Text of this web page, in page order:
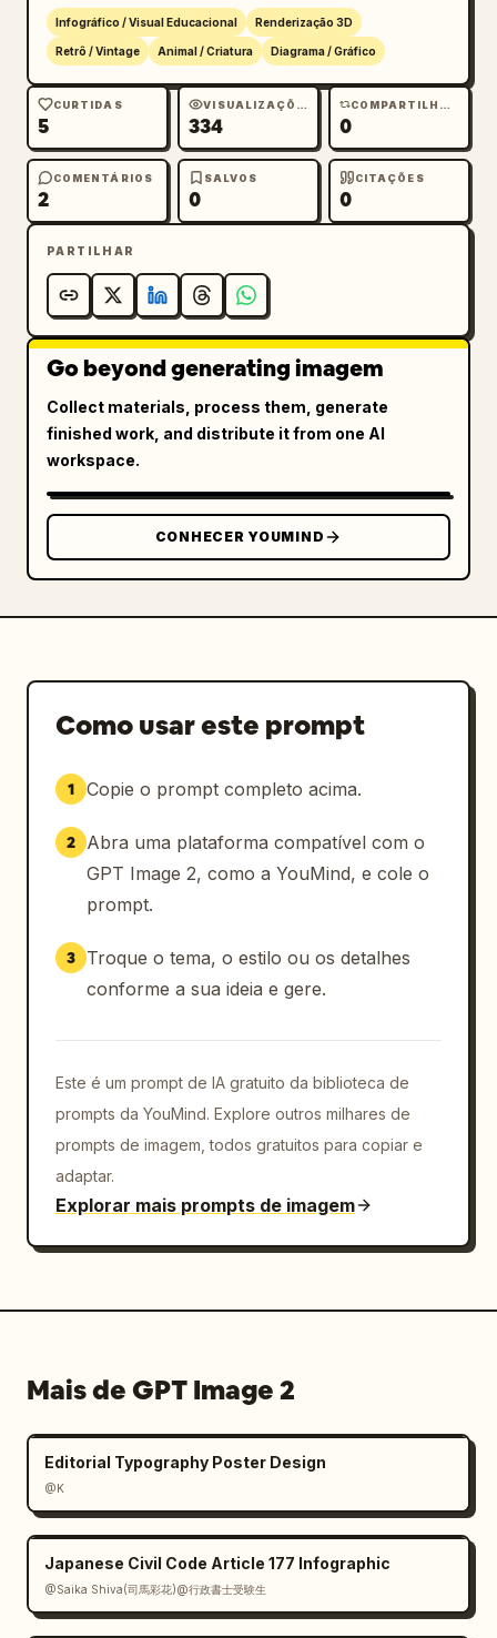
mais e menos"
      },
      {
        "position": "centro inferior",
        "title": "Marcos evolutivos
        "count": 6,
        "description": "Linha do tempo com um
gráfico de silhueta de 6 figuras mostrando a
evolução de primata para humano"
      }
    ],
      "description": "Escadaria de pedra em
espiral com 25 degraus numerados apresentando
organismos específicos.",
      "count": 25,
      "notable_elements": [
        "Degrau 07: Água-viva",
        "Degrau 09: Amonita",
silhueta cósmica brilhante com um ponto de
    }
Infográfico / Visual Educacional Renderização 3D
Retrô / Vintage Animal / Criatura Diagrama / Gráfico
CURTIDAS
5
VISUALIZAÇÕES
334
COMPARTILHAMENTOS
0
COMENTÁRIOS
2
SALVOS
0
CITAÇÕES
0
PARTILHAR
Go beyond generating imagem
Collect materials, process them, generate
finished work, and distribute it from one AI
workspace.
CONHECER YOUMIND
Como usar este prompt
1 Copie o prompt completo acima.
2
Abra uma plataforma compatível com o
GPT Image 2, como a YouMind, e cole o
prompt.
3
Troque o tema, o estilo ou os detalhes
conforme a sua ideia e gere.
Este é um prompt de IA gratuito da biblioteca de
prompts da YouMind. Explore outros milhares de
prompts de imagem, todos gratuitos para copiar e
adaptar.
Explorar mais prompts de imagem
Mais de GPT Image 2
Editorial Typography Poster Design
@K
Japanese Civil Code Article 177 Infographic
@Saika Shiva(司馬彩花)@行政書士受験生